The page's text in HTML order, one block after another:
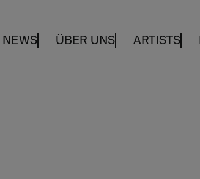
NEWS ÜBER UNS ARTISTS